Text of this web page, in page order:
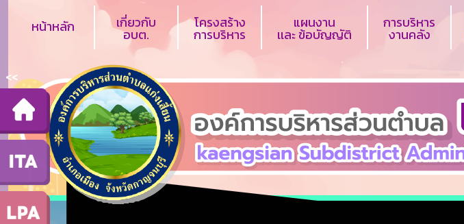
<<
หน้าหลัก เกี่ยวกับ
อบต.
โครงสร้าง
การบริหาร
แผนงาน
เเละ ข้อบัญญัติ
การบริหาร
งานคลัง